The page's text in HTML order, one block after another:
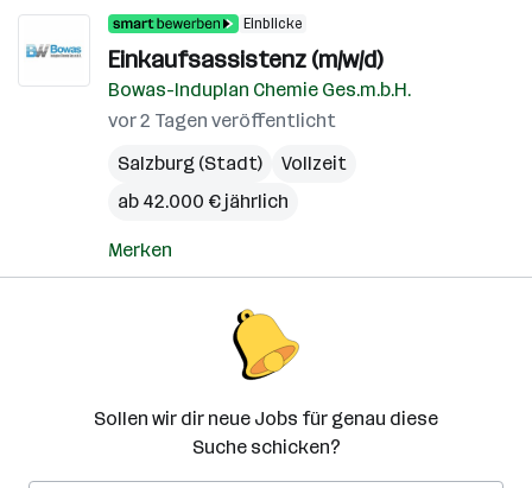
Einblicke
Einkaufsassistenz (m/w/d)
Bowas-Induplan Chemie Ges.m.b.H.
vor 2 Tagen veröffentlicht
Salzburg (Stadt)
Vollzeit
ab 42.000 € jährlich
Merken
Sollen wir dir neue Jobs für genau diese
Suche schicken?